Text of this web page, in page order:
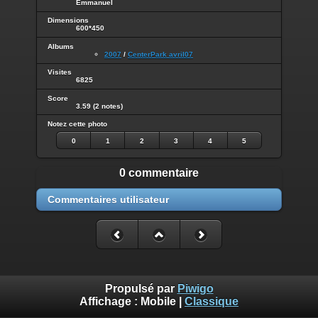
Emmanuel
Dimensions
600*450
Albums
2007 / CenterPark avril07
Visites
6825
Score
3.59 (2 notes)
Notez cette photo
0 1 2 3 4 5
0 commentaire
Commentaires utilisateur
Propulsé par Piwigo
Affichage : Mobile Classique